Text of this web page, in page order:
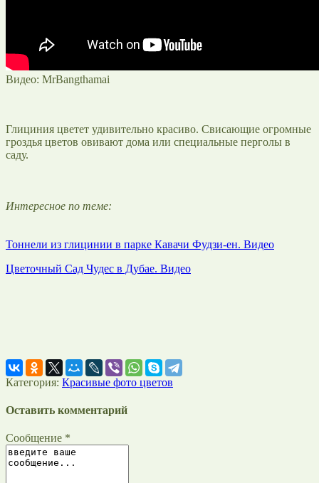
Видео: MrBangthamai
Глициния цветет удивительно красиво. Свисающие огромные
гроздья цветов овивают дома или специальные перголы в
саду.
Интересное по теме:
Тоннели из глицинии в парке Кавачи Фудзи-ен. Видео
Цветочный Сад Чудес в Дубае. Видео
Категория: Красивые фото цветов
Оставить комментарий
Сообщение *